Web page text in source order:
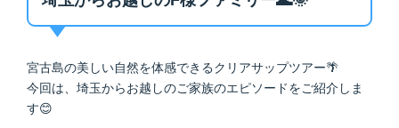
宮古島の美しい自然を体感できるクリアサップツアー🌴
今回は、埼玉からお越しのご家族のエピソードをご紹介しま
す😊